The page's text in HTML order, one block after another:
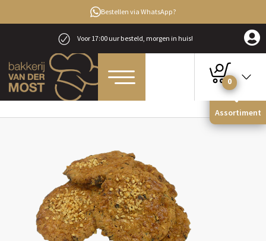
Bestellen via WhatsApp?
Voor 17:00 uur besteld, morgen in huis!
0
Assortiment
Home Streekproducten Mueslikoeken